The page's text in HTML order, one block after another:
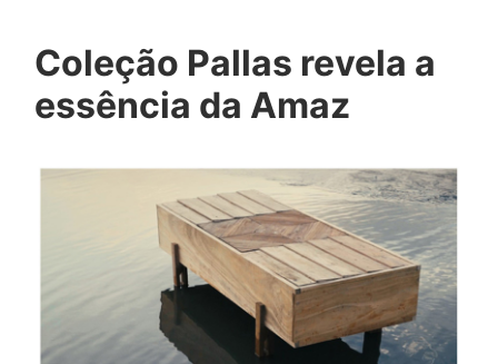
Coleção Pallas revela a
essência da Amaz